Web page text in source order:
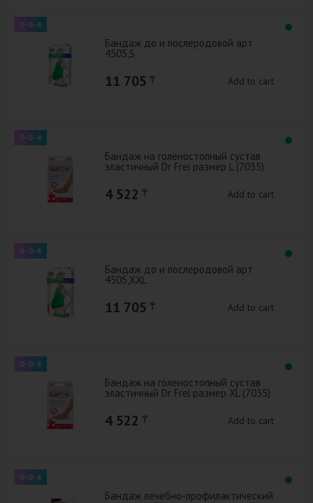
0-0-4
Бандаж до и послеродовой арт
4505,S
11 705 ₸ Add to cart
0-0-4
Бандаж на голеностопный сустав
эластичный Dr Frei размер L (7035)
4 522 ₸ Add to cart
0-0-4
Бандаж до и послеродовой арт
4505,XXL
11 705 ₸ Add to cart
0-0-4
Бандаж на голеностопный сустав
эластичный Dr Frei размер XL (7035)
4 522 ₸ Add to cart
0-0-4
Бандаж лечебно-профилактический